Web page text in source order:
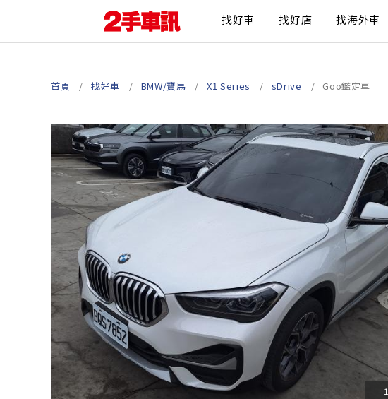
找好車 找好店 找海外車
首頁 找好車 BMW/寶馬 X1 Series sDrive Goo鑑定車
1